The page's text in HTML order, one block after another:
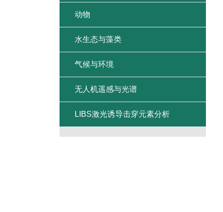
动物
水生态与藻类
气候与环境
无人机遥感与光谱
LIBS激光诱导击穿元素分析